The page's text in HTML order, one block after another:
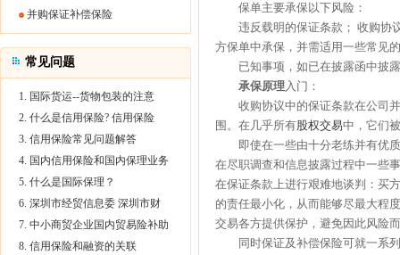
并购保证补偿保险
常见问题
1. 国际货运--货物包装的注意
2. 什么是信用保险? 信用保险
3. 信用保险常见问题解答
4. 国内信用保险和国内保理业务
5. 什么是国际保理？
6. 深圳市经贸信息委 深圳市财
7. 中小商贸企业国内贸易险补助
8. 信用保险和融资的关联
保单主要承保以下风险：
违反载明的保证条款； 收购协议
方保单中承保，并需适用一些常见
已知事项，如已在披露函中披露
承保原理入门：
收购协议中的保证条款在公司并
围。在几乎所有股权交易中，它们
即使在一些由十分老练并有优质
在尽职调查和信息披露过程中一
在保证条款上进行艰难地谈判：买
的责任最小化，从而能够尽最大程
交易各方提供保护，避免因此风险
同时保证及补偿保险可就一系列